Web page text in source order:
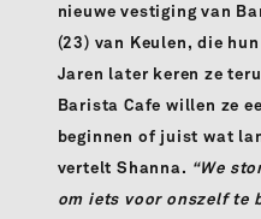
nieuwe vestiging van
(23) van Keulen, die
Jaren later keren ze
Barista Cafe willen ze
beginnen of juist wat
vertelt Shanna. “We
om iets voor onszelf te